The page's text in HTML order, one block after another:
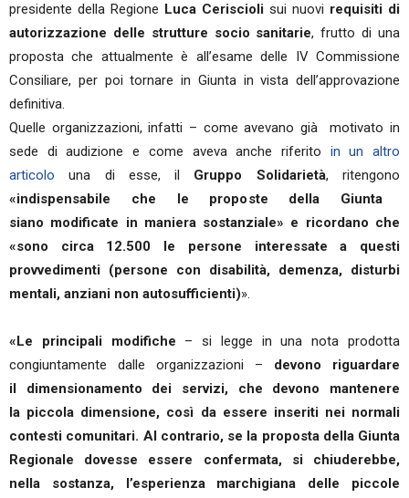
presidente della Regione Luca Ceriscioli sui nuovi requisiti di
autorizzazione delle strutture socio sanitarie, frutto di una
proposta che attualmente è all’esame delle IV Commissione
Consiliare, per poi tornare in Giunta in vista dell’approvazione
definitiva.
Quelle organizzazioni, infatti – come avevano già motivato in
sede di audizione e come aveva anche riferito in un altro
articolo una di esse, il Gruppo Solidarietà, ritengono
«indispensabile che le proposte della Giunta
siano modificate in maniera sostanziale» e ricordano che
«sono circa 12.500 le persone interessate a questi
provvedimenti (persone con disabilità, demenza, disturbi
mentali, anziani non autosufficienti)».
«Le principali modifiche – si legge in una nota prodotta
congiuntamente dalle organizzazioni – devono riguardare
il dimensionamento dei servizi, che devono mantenere
la piccola dimensione, così da essere inseriti nei normali
contesti comunitari. Al contrario, se la proposta della Giunta
Regionale dovesse essere confermata, si chiuderebbe,
nella sostanza, l’esperienza marchigiana delle piccole